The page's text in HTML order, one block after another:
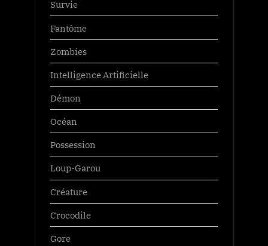
Survie
Fantôme
Zombies
Intelligence Artificielle
Démon
Océan
Possession
Loup-Garou
Créature
Crocodile
Gore